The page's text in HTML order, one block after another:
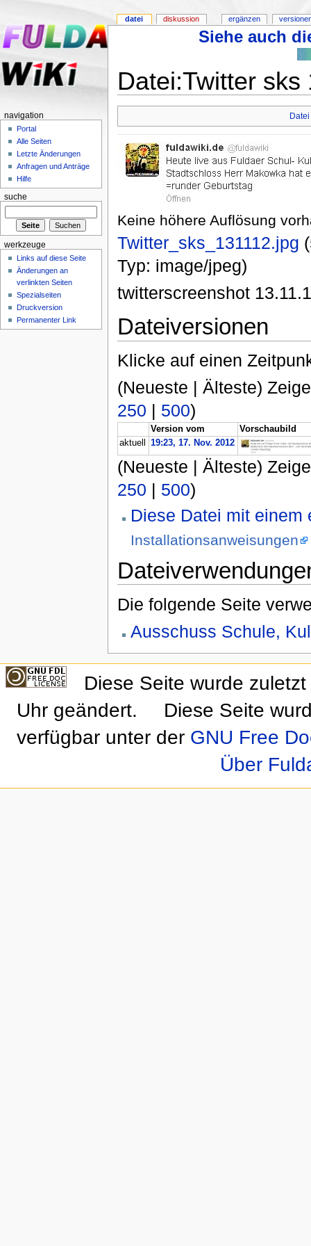
Siehe auch
Datei:Twitter sks
Datei
Keine höhere Auflösung
Twitter_sks_131112.jpg
Typ: image/jpeg)
twitterscreenshot
Dateiversionen
Klicke auf einen
(Neueste | Älteste)
250 | 500)
Version vom
Vorschaubild
aktuell
19:23, 17. Nov. 2012
(Neueste | Älteste)
250 | 500)
Diese Datei mit einem
Installationsanweisungen
Die folgende Seite
Ausschuss Schule,
datei diskussion ergänzen
navigation
Portal
Alle Seiten
Letzte Änderungen
Anfragen und Anträge
Hilfe
suche
werkzeuge
Links auf diese Seite
Änderungen an
verlinkten Seiten
Spezialseiten
Druckversion
Permanenter Link
Diese Seite wurde
Uhr geändert.
Diese Seite
verfügbar unter der GNU Free
Über